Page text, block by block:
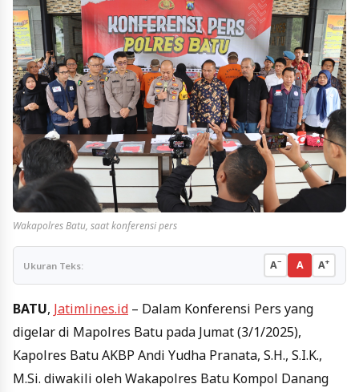
Wakapolres Batu, saat konferensi pers
Ukuran Teks: A− A A+
BATU, Jatimlines.id – Dalam Konferensi Pers yang
digelar di Mapolres Batu pada Jumat (3/1/2025),
Kapolres Batu AKBP Andi Yudha Pranata, S.H., S.I.K.,
M.Si. diwakili oleh Wakapolres Batu Kompol Danang